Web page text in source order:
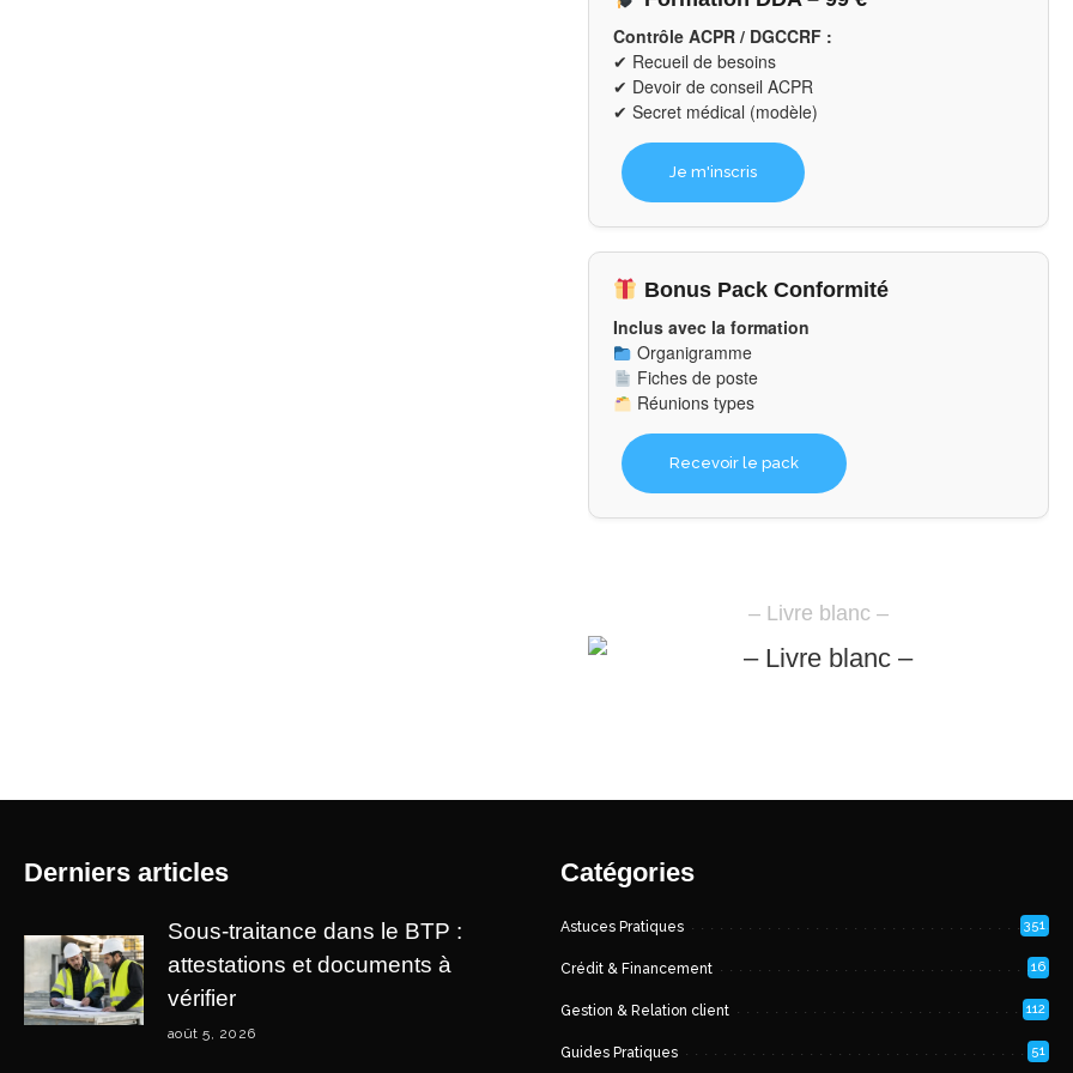
Contrôle ACPR / DGCCRF :
✔ Recueil de besoins
✔ Devoir de conseil ACPR
✔ Secret médical (modèle)
Je m'inscris
Bonus Pack Conformité
Inclus avec la formation
Organigramme
Fiches de poste
Réunions types
Recevoir le pack
– Livre blanc –
Derniers articles
Sous-traitance dans le BTP :
attestations et documents à
vérifier
août 5, 2026
Catégories
Astuces Pratiques 351
Crédit & Financement 16
Gestion & Relation client 112
Guides Pratiques 51